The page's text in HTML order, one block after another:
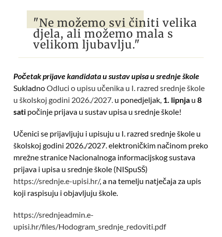
"Ne možemo svi činiti velika
djela, ali možemo mala s
velikom ljubavlju."
Početak prijave kandidata u sustav upisa u srednje škole
SukladnoOdluci o upisu učenika u I. razred srednje škole
u školskoj godini 2026./2027. u ponedjeljak, 1. lipnjau 8
satipočinje prijava u sustav upisa u srednje škole!
Učenici se prijavljuju i upisuju u I. razred srednje škole u
školskoj godini 2026./2027. elektroničkim načinom preko
mrežne stranice Nacionalnoga informacijskog sustava
prijava i upisa u srednje škole (NISpuSŠ)
https://srednje.e-upisi.hr/, a na temelju natječaja za upis
koji raspisuju i objavljuju škole.
https://srednjeadmin.e-
upisi.hr/files/Hodogram_srednje_redoviti.pdf